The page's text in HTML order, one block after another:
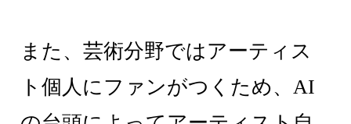
また、芸術分野ではアーティス
ト個人にファンがつくため、AI